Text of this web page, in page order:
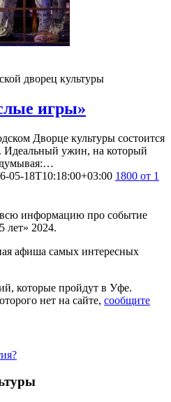
дворец культуры
игры»
Дворце культуры состоится
Идеальный ужин, на который
05-18T10:18:00+03:00 1800 от 1
информацию про событие
лет» 2024.
афиша самых интересных
которые пройдут в Уфе.
нет на сайте, сообщите